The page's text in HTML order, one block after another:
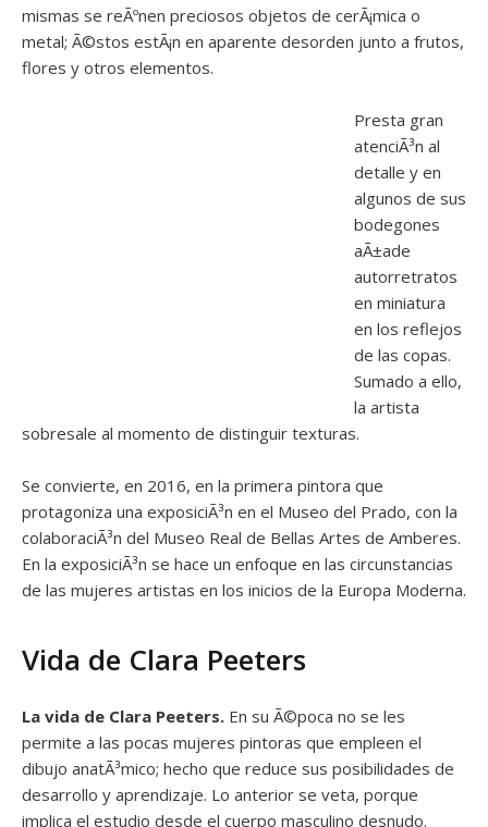
mismas se reÃºnen preciosos objetos de cerÃ¡mica o
metal; Ã©stos estÃ¡n en aparente desorden junto a frutos,
flores y otros elementos.
Presta gran
atenciÃ³n al
detalle y en
algunos de sus
bodegones
aÃ±ade
autorretratos
en miniatura
en los reflejos
de las copas.
Sumado a ello,
la artista
sobresale al momento de distinguir texturas.
Se convierte, en 2016, en la primera pintora que
protagoniza una exposiciÃ³n en el Museo del Prado, con la
colaboraciÃ³n del Museo Real de Bellas Artes de Amberes.
En la exposiciÃ³n se hace un enfoque en las circunstancias
de las mujeres artistas en los inicios de la Europa Moderna.
Vida de Clara Peeters
La vida de Clara Peeters. En su Ã©poca no se les
permite a las pocas mujeres pintoras que empleen el
dibujo anatÃ³mico; hecho que reduce sus posibilidades de
desarrollo y aprendizaje. Lo anterior se veta, porque
implica el estudio desde el cuerpo masculino desnudo.